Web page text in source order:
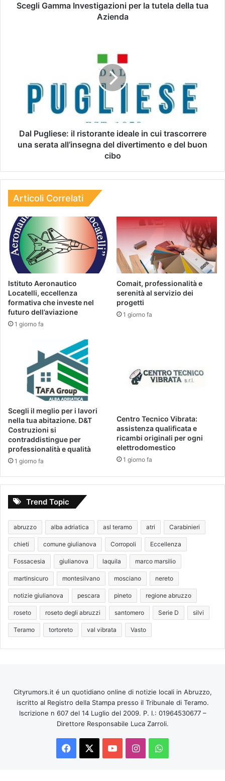
Scegli Gamma Investigazioni per la tutela della tua
Azienda
Dal Pugliese: il ristorante ideale in cui trascorrere
una serata all’insegna del divertimento e del buon
cibo
Articoli Correlati
Istituto Aeronautico
Locatelli, eccellenza
formativa che investe nel
futuro dell’aviazione
1 giorno fa
Comait, professionalità e
serenità al servizio dei
progetti
1 giorno fa
Scegli il meglio per i lavori
nella tua abitazione. D&T
Costruzioni si
contraddistingue per
professionalità e qualità
1 giorno fa
Centro Tecnico Vibrata:
assistenza qualificata e
ricambi originali per ogni
elettrodomestico
1 giorno fa
Trend Topic
abruzzo alba adriatica asl teramo atri Carabinieri
chieti comune giulianova Corropoli Eccellenza
Fossacesia giulianova laquila marco marsilio
martinsicuro montesilvano mosciano nereto
notizie giulianova pescara pineto regione abruzzo
roseto roseto degli abruzzi santomero Serie D silvi
Teramo tortoreto val vibrata Vasto
Cityrumors.it é un quotidiano online di notizie locali in Abruzzo,
iscritto al Registro della Stampa presso il Tribunale di Teramo.
Iscrizione n 607 del 14 Luglio del 2009. P. I.: 01964530677 –
Direttore Responsabile Luca Zarroli.
Facebook
You InstagramWhatsApp